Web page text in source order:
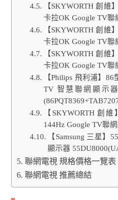
【SKYWORTH 創維
卡拉OK Google TV聯
【SKYWORTH 創維
卡拉OK Google TV聯
【SKYWORTH 創維
卡拉OK Google TV聯
【Philips 飛利浦】
TV 智慧聯網顯示
【SKYWORTH 創
144Hz Google TV聯
【Samsung 三星】
顯示器
聯網電視 規格價格一覽表
聯網電視 推薦總結